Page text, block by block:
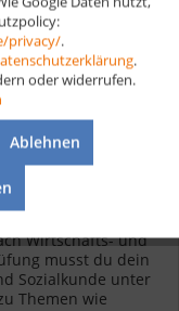
Wirtschafts- und
musst du dein
Sozialkunde unter
Themen wie
Aktiv
privacy/.
.
oder widerrufen.
Ablehnen